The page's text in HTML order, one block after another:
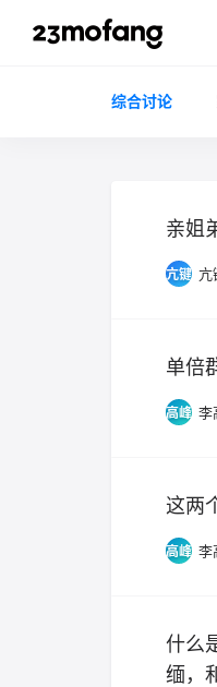
综合讨论
亲姐
亢键 亢
单倍
高峰 李
这两
高峰 李
什么
缅，